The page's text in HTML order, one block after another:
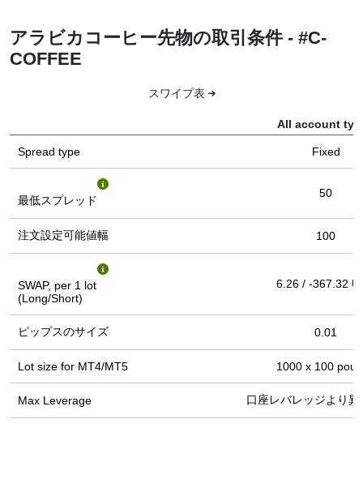
アラビカコーヒー先物の取引条件 - #C-
COFFEE
スワイプ表
All account
Spread type Fixed
最低スプレッド
50
注文設定可能値幅 100
SWAP, per 1 lot
(Long/Short)
6.26 / -367.32
ピップスのサイズ 0.01
Lot size for МТ4/МТ5 1000 x 100
Max Leverage 口座レバレッジより異